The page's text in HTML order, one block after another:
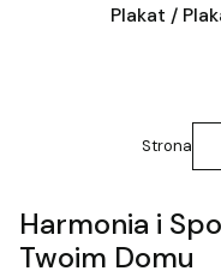
Plakat /
Strona
Harmonia i
Twoim Domu